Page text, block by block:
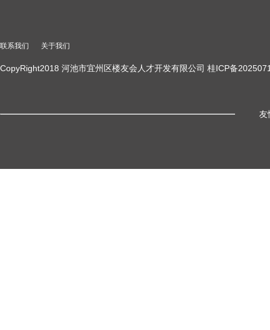
联系我们 关于我们
CopyRight2018 河池市宜州区楼友会人才开发有限公司 桂ICP备
友